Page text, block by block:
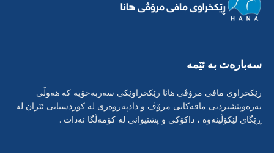
سەبارەت بە ئێمە
رێکخراوی مافی مرۆڤی هانا رێکخراوێکی سەربەخۆیە کە هەوڵی
بەرەوپێشبردنی مافەکانی مرۆڤ و دادپەروەری لە کوردستانی ئێران لە
ڕێگای لێکۆڵینەوە ، داکۆکی و پشتیوانی لە کۆمەڵگا ئەدات .